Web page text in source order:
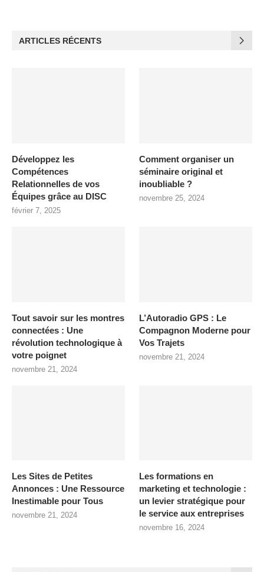
ARTICLES RÉCENTS
Développez les
Compétences
Relationnelles de vos
Équipes grâce au DISC
février 7, 2025
Comment organiser un
séminaire original et
inoubliable ?
novembre 25, 2024
Tout savoir sur les montres
connectées : Une
révolution technologique à
votre poignet
novembre 21, 2024
L’Autoradio GPS : Le
Compagnon Moderne pour
Vos Trajets
novembre 21, 2024
Les Sites de Petites
Annonces : Une Ressource
Inestimable pour Tous
novembre 21, 2024
Les formations en
marketing et technologie :
un levier stratégique pour
le service aux entreprises
novembre 16, 2024